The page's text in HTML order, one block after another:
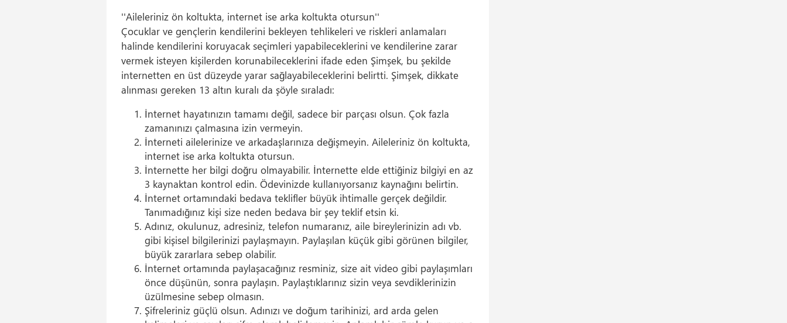
''Aileleriniz ön koltukta, internet ise arka koltukta otursun''
Çocuklar ve gençlerin kendilerini bekleyen tehlikeleri ve riskleri anlamaları
halinde kendilerini koruyacak seçimleri yapabileceklerini ve kendilerine zarar
vermek isteyen kişilerden korunabileceklerini ifade eden Şimşek, bu şekilde
internetten en üst düzeyde yarar sağlayabileceklerini belirtti. Şimşek, dikkate
alınması gereken 13 altın kuralı da şöyle sıraladı:
İnternet hayatınızın tamamı değil, sadece bir parçası olsun. Çok fazla
zamanınızı çalmasına izin vermeyin.
İnterneti ailelerinize ve arkadaşlarınıza değişmeyin. Aileleriniz ön koltukta,
internet ise arka koltukta otursun.
İnternette her bilgi doğru olmayabilir. İnternette elde ettiğiniz bilgiyi en az
3 kaynaktan kontrol edin. Ödevinizde kullanıyorsanız kaynağını belirtin.
İnternet ortamındaki bedava teklifler büyük ihtimalle gerçek değildir.
Tanımadığınız kişi size neden bedava bir şey teklif etsin ki.
Adınız, okulunuz, adresiniz, telefon numaranız, aile bireylerinizin adı vb.
gibi kişisel bilgilerinizi paylaşmayın. Paylaşılan küçük gibi görünen bilgiler,
büyük zararlara sebep olabilir.
İnternet ortamında paylaşacağınız resminiz, size ait video gibi paylaşımları
önce düşünün, sonra paylaşın. Paylaştıklarınız sizin veya sevdiklerinizin
üzülmesine sebep olmasın.
Şifreleriniz güçlü olsun. Adınızı ve doğum tarihinizi, ard arda gelen